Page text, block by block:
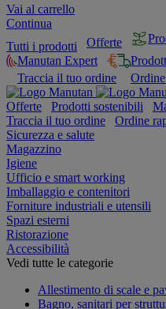
Vai al carrello
Continua
Tutti i prodotti
Offerte
Manutan Expert
Traccia il tuo ordine
Offerte Prodotti sostenibili
Traccia il tuo ordine
Ordine
Sicurezza e salute
Magazzino
Igiene
Ufficio e smart working
Imballaggio e contenitori
Forniture industriali e utensili
Spazi esterni
Ristorazione
Accessibilità
Vedi tutte le categorie
Allestimento di scale e
Bagno, sanitari per